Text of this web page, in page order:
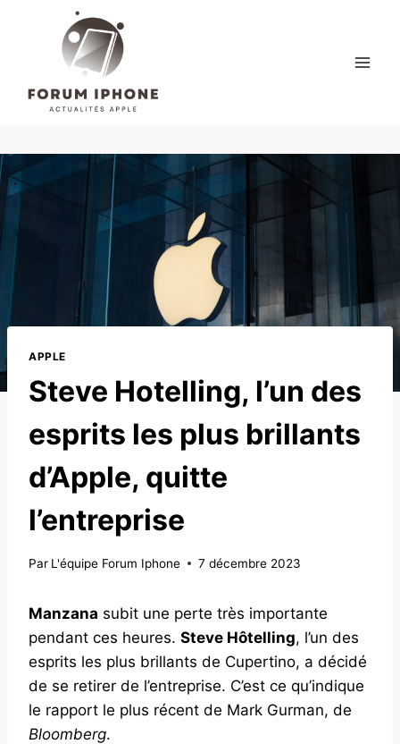
APPLE
Steve Hotelling, l’un des
esprits les plus brillants
d’Apple, quitte
l’entreprise
Par L'équipe Forum Iphone 7 décembre 2023
Manzana subit une perte très importante
pendant ces heures. Steve Hôtelling, l’un des
esprits les plus brillants de Cupertino, a décidé
de se retirer de l’entreprise. C’est ce qu’indique
le rapport le plus récent de Mark Gurman, de
Bloomberg.